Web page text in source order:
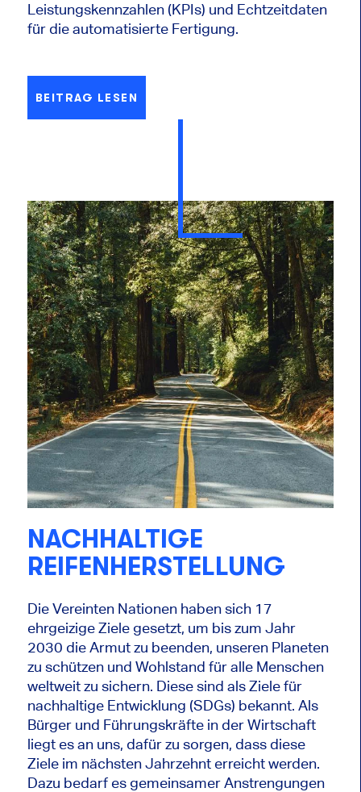
Leistungskennzahlen (KPIs) und Echtzeitdaten
für die automatisierte Fertigung.
BEITRAG LESEN
NACHHALTIGE
REIFENHERSTELLUNG
Die Vereinten Nationen haben sich 17
ehrgeizige Ziele gesetzt, um bis zum Jahr
2030 die Armut zu beenden, unseren Planeten
zu schützen und Wohlstand für alle Menschen
weltweit zu sichern. Diese sind als Ziele für
nachhaltige Entwicklung (SDGs) bekannt. Als
Bürger und Führungskräfte in der Wirtschaft
liegt es an uns, dafür zu sorgen, dass diese
Ziele im nächsten Jahrzehnt erreicht werden.
Dazu bedarf es gemeinsamer Anstrengungen